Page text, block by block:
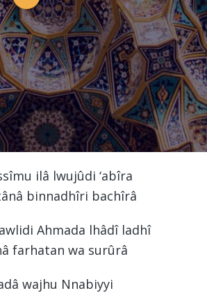
ilâ lwujûdi ‘abîra
binnadhîri bachîrâ
Ahmada lhâdî ladhî
farhatan wa surûrâ
wajhu Nnabiyyi